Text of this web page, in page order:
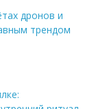
дронов и
трендом